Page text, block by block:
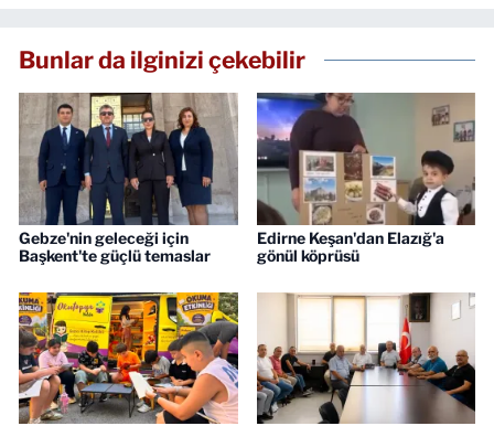
Bunlar da ilginizi çekebilir
Gebze'nin geleceği için
Başkent'te güçlü temaslar
Edirne Keşan'dan Elazığ'a
gönül köprüsü